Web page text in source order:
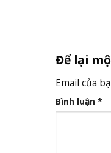
Để lại
Email của
Bình luận *